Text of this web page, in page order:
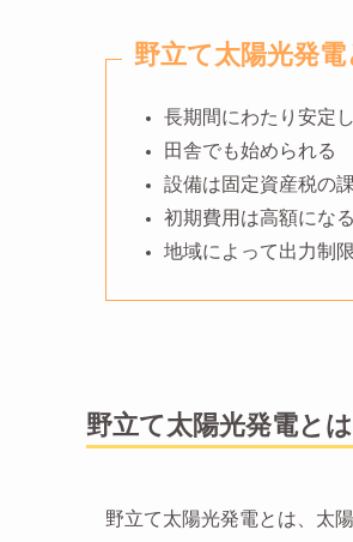
野立て太陽光発電
長期間にわたり安定
田舎でも始められる
設備は固定資産税の
初期費用は高額になる
地域によって出力制
野立て太陽光発電とは
野立て太陽光発電とは、太